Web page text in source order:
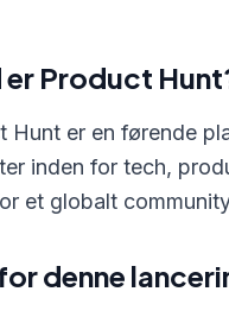
er Product
Hunt er en førende
inden for tech,
et globalt
denne